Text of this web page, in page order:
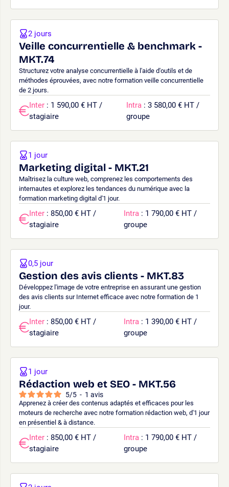
Veille concurrentielle & benchmark -
MKT.74
Structurez votre analyse concurrentielle à l'aide d'outils et de
méthodes éprouvées, avec notre formation veille concurrentielle
de 2 jours.
2 jours
Inter : 1 590,00 € HT /
stagiaire
Intra : 3 580,00 € HT /
groupe
Marketing digital - MKT.21
Maîtrisez la culture web, comprenez les comportements des
internautes et explorez les tendances du numérique avec la
formation marketing digital d'1 jour.
1 jour
Inter : 850,00 € HT /
stagiaire
Intra : 1 790,00 € HT /
groupe
Gestion des avis clients - MKT.83
Développez l'image de votre entreprise en assurant une gestion
des avis clients sur Internet efficace avec notre formation de 1
jour.
0,5 jour
Inter : 850,00 € HT /
stagiaire
Intra : 1 390,00 € HT /
groupe
Rédaction web et SEO - MKT.56
5/5 - 1 avis
Apprenez à créer des contenus adaptés et efficaces pour les
moteurs de recherche avec notre formation rédaction web, d'1 jour
en présentiel & à distance.
1 jour
Inter : 850,00 € HT /
stagiaire
Intra : 1 790,00 € HT /
groupe